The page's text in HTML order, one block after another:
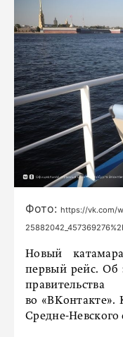
Фото: https://vk.com/
Новый
первый рейс. Об
во «ВКонтакте».
Средне-Невского